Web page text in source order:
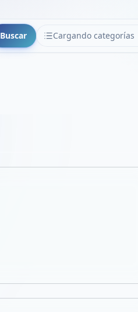
Buscar Cargando categorías
CATEGORÍAS
VER EN PANTALLA COMPLETA